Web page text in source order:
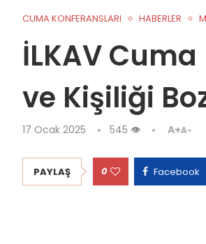
CUMA KONFERANSLARI
HABERLER
İLKAV
ve Kişiliği
17 Ocak 2025 545 👁 A+A-
PAYLAŞ 0 Facebook